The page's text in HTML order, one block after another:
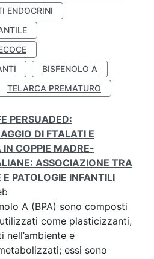
ENDOCRINI
BISFENOLO A
TELARCA PREMATURO
PERSUADED:
DI FTALATI E
IN COPPIE MADRE-
ASSOCIAZIONE TRA
E PATOLOGIE INFANTILI
A (BPA) sono composti
come plasticizzanti,
nell’ambiente e
essi sono